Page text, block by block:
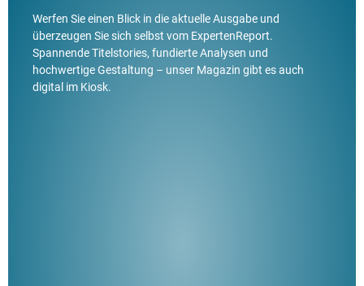
Werfen Sie einen Blick in die aktuelle Ausgabe und
überzeugen Sie sich selbst vom ExpertenReport.
Spannende Titelstories, fundierte Analysen und
hochwertige Gestaltung – unser Magazin gibt es auch
digital im Kiosk.